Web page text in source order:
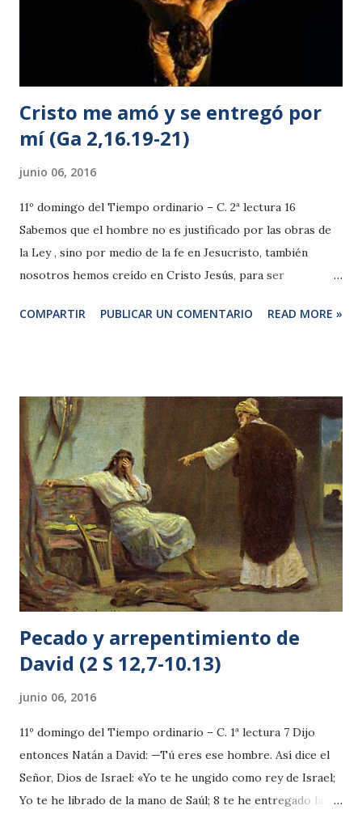
tenían con qué pagar, se lo perdonó a los dos. ¿Cuál de
ellos le amará más? 43 —Supongo que aquel a quien
Cristo me amó y se entregó por
mí (Ga 2,16.19-21)
junio 06, 2016
11º domingo del Tiempo ordinario – C. 2ª lectura 16
Sabemos que el hombre no es justificado por las obras de
la Ley , sino por medio de la fe en Jesucristo, también
nosotros hemos creído en Cristo Jesús, para ser
ya que por las obras de la Ley ningún hombre será
vivo ahora en la carne la vivo en la fe del Hijo de Dios, que
me amó y se entregó a sí mismo por mí. 21 No anulo la
gracia de Dios; pues si la justicia viene por medio de la Ley ,
entonces Cristo murió por nada. Es comprensible que los
fieles de Jerusalén, crecidos en la religión israelita,
siguieran las costumbres judías, pero San Pablo se da
cuenta del peligro de fondo que entrañaba aferrarse a esas
prácticas, y por eso proclama la novedad de la fe cristiana:
sólo la adh...
COMPARTIR PUBLICAR UN COMENTARIO READ MORE »
Pecado y arrepentimiento de
David (2 S 12,7-10.13)
junio 06, 2016
11º domingo del Tiempo ordinario – C. 1ª lectura 7 Dijo
entonces Natán a David: —Tú eres ese hombre. Así dice el
Señor, Dios de Is­rael: «Yo te he ungido como rey de Israel;
Yo te he librado de la mano de Saúl; 8 te he entregado la